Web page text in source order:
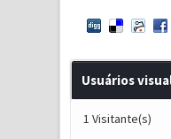
Usuários
1 Visitante(s)